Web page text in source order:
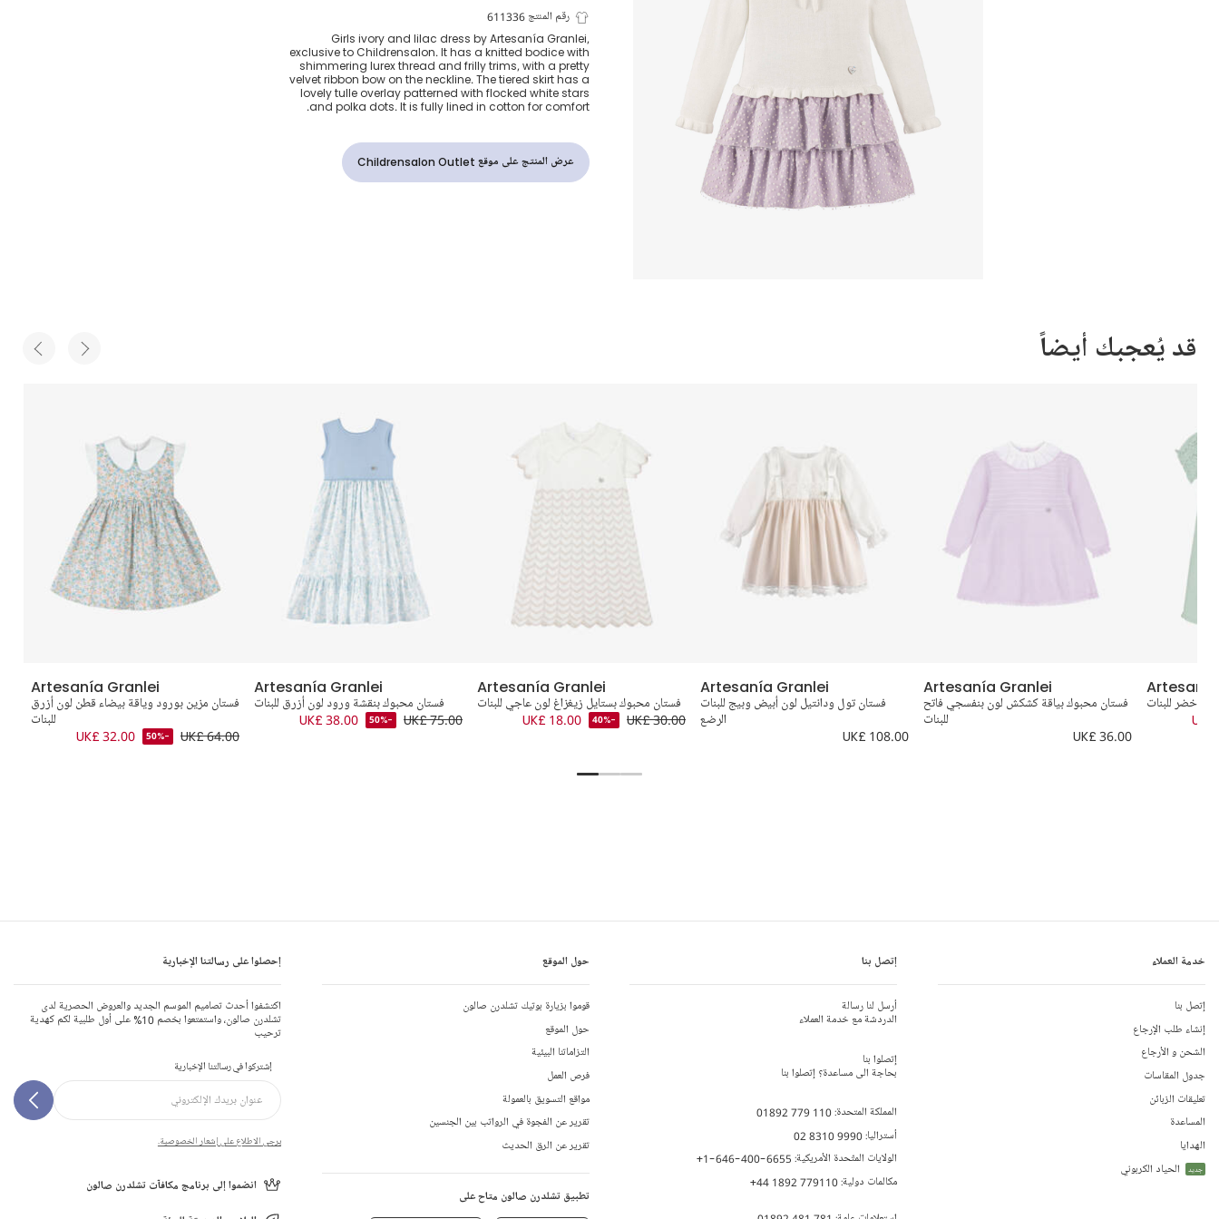
فستان بنات بطبقة تول
مزينة بالنجوم لون ليلكي
وعاجي
رقم المنتج 611336
Girls ivory and lilac dress by Artesanía Granlei,
exclusive to Childrensalon. It has a knitted bodice with
shimmering lurex thread and frilly trims, with a pretty
velvet ribbon bow on the neckline. The tiered skirt has a
lovely tulle overlay patterned with flocked white stars
and polka dots. It is fully lined in cotton for comfort.
عرض المنتج على موقع Childrensalon Outlet
قد يُعجبك أيضاً
Artesanía Granlei
فستان مزين بورود وياقة بيضاء قطن لون أزرق
للبنات
UK£ 64.00
-50%
UK£ 32.00
Artesanía Granlei
فستان محبوك بنقشة ورود لون أزرق للبنات
UK£ 75.00
-50%
UK£ 38.00
Artesanía Granlei
فستان محبوك بستايل زيغزاغ لون عاجي للبنات
UK£ 30.00
-40%
UK£ 18.00
Artesanía Granlei
فستان تول ودانتيل لون أبيض وبيج للبنات
الرضع
UK£ 108.00
Artesanía Granlei
فستان محبوك بياقة كشكش لون بنفسجي فاتح
للبنات
UK£ 36.00
أخضر للبنات
خدمة العملاء
إتصل بنا
إنشاء طلب الإرجاع
الشحن و الأرجاع
جدول المقاسات
تعليقات الزبائن
المساعدة
الهدايا
جديد الحياد الكربوني
إتصل بنا
أرسل لنا رسالة
الدردشة مع خدمة العملاء
إتصلوا بنا
بحاجة الى مساعدة؟ إتصلوا بنا
المملكة المتحدة:01892 779 110
أستراليا:02 8310 9990
الولايات المتّحدة الأمريكية: +1-646-400-6655
مكالمات دولية:+44 1892 779110
حول الموقع
قوموا بزيارة بوتيك تشلدرن صالون
حول الموقع
التزاماتنا البيئية
فرص العمل
مواقع التسويق بالعمولة
تقرير عن الفجوة في الرواتب بين الجنسين
تقرير عن الرق الحديث
تطبيق تشلدرن صالون متاح على
إحصلوا على رسالتنا الإخبارية
اكتشفوا أحدث تصاميم الموسم الجديد والعروض الحصرية لدى
تشلدرن صالون، واستمتعوا بخصم 10% على أول طلبية لكم كهدية
ترحيب
إشتركوا في رسالتنا الإخبارية
يرجى الاطلاع على إشعار الخصوصية.
انضموا إلى برنامج مكافآت تشلدرن صالون